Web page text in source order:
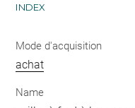
INDEX
Mode d'acquisition
achat
Name